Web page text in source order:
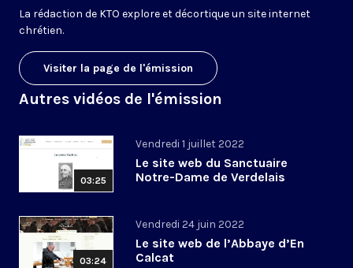
La rédaction de KTO explore et décortique un site internet
chrétien.
Visiter la page de l'émission
Autres vidéos de l'émission
03:25
Vendredi 1 juillet 2022
Le site web du Sanctuaire
Notre-Dame de Verdelais
03:24
Vendredi 24 juin 2022
Le site web de l’Abbaye d’En
Calcat